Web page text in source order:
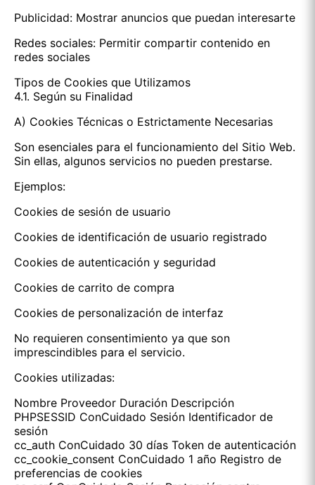
Publicidad: Mostrar anuncios que puedan interesarte
Redes sociales: Permitir compartir contenido en
redes sociales
Tipos de Cookies que Utilizamos
4.1. Según su Finalidad
A) Cookies Técnicas o Estrictamente Necesarias
Son esenciales para el funcionamiento del Sitio Web.
Sin ellas, algunos servicios no pueden prestarse.
Ejemplos:
Cookies de sesión de usuario
Cookies de identificación de usuario registrado
Cookies de autenticación y seguridad
Cookies de carrito de compra
Cookies de personalización de interfaz
No requieren consentimiento ya que son
imprescindibles para el servicio.
Cookies utilizadas:
Nombre Proveedor Duración Descripción
PHPSESSID ConCuidado Sesión Identificador de
sesión
cc_auth ConCuidado 30 días Token de autenticación
cc_cookie_consent ConCuidado 1 año Registro de
preferencias de cookies